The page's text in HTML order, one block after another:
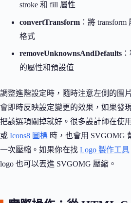
stroke 和 fill 屬性
convertTransform ：將
格式
removeUnknownsAndDefaults
的屬性和預設值
調整進階設定時，隨時注意左側的圖
會即時反映設定變更的效果，如果發
把該選項關掉就好。很多設計師在使用
或 Icons8 圖標 時，也會用 SVGOMG
一次壓縮。如果你在找 Logo 製作工具
logo 也可以丟進 SVGOMG 壓縮。